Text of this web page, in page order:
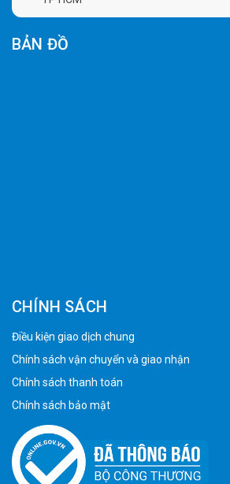
BẢN ĐỒ
CHÍNH SÁCH
Điều kiện giao dịch chung
Chính sách vận chuyển và giao nhận
Chính sách thanh toán
Chính sách bảo mật